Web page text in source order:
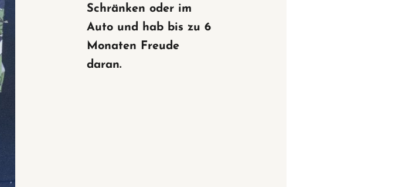
Schränken oder im
Auto und hab bis zu 6
Monaten Freude
daran.